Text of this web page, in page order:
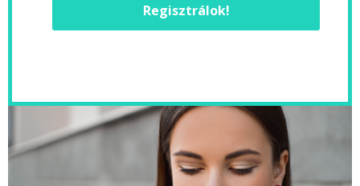
Regisztrálok!